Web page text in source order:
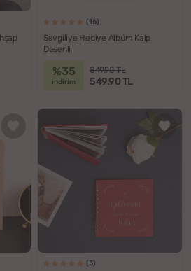
(16)
Sevgiliye Hediye Albüm Kalp
Desenli
%35
indirim
849.90 TL
549.90 TL
(3)